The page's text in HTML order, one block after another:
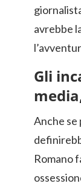
avrebbe
Gli
Anche se
Romano